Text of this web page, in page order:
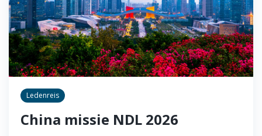
Ledenreis
China missie NDL 2026